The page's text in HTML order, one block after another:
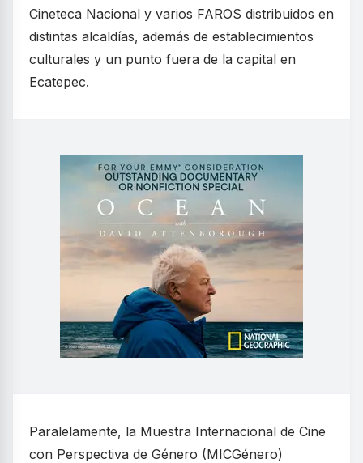
Cineteca Nacional y varios FAROS distribuidos en
distintas alcaldías, además de establecimientos
culturales y un punto fuera de la capital en
Ecatepec.
Paralelamente, la Muestra Internacional de Cine
con Perspectiva de Género (MICGénero)